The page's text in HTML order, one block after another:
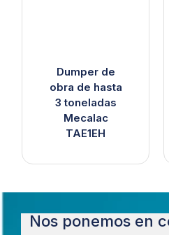
Dumper de
obra de hasta
3 toneladas
Mecalac
TAE1EH
Nos ponemos en